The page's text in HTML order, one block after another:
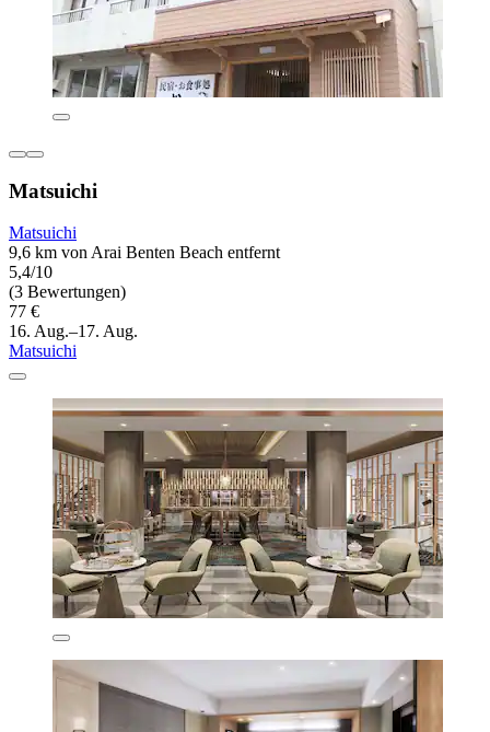
Matsuichi
Matsuichi
9,6 km von Arai Benten Beach entfernt
5,4/10
(3 Bewertungen)
77 €
16. Aug.–17. Aug.
Matsuichi